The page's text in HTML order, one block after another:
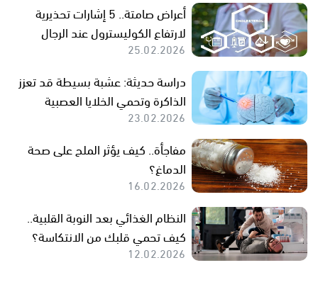
أعراض صامتة.. 5 إشارات تحذيرية
لارتفاع الكوليسترول عند الرجال
25.02.2026
دراسة حديثة: عشبة بسيطة قد تعزز
الذاكرة وتحمي الخلايا العصبية
23.02.2026
مفاجأة.. كيف يؤثر الملح على صحة
الدماغ؟
16.02.2026
النظام الغذائي بعد النوبة القلبية..
كيف تحمي قلبك من الانتكاسة؟
12.02.2026